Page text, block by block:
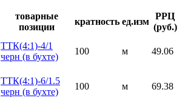
товарные
позиции
кратность ед.изм
РРЦ
(руб.)
ТТК(4:1)-4/1
черн (в бухте)
100 м 49.06
ТТК(4:1)-6/1.5
черн (в бухте)
100 м 69.38